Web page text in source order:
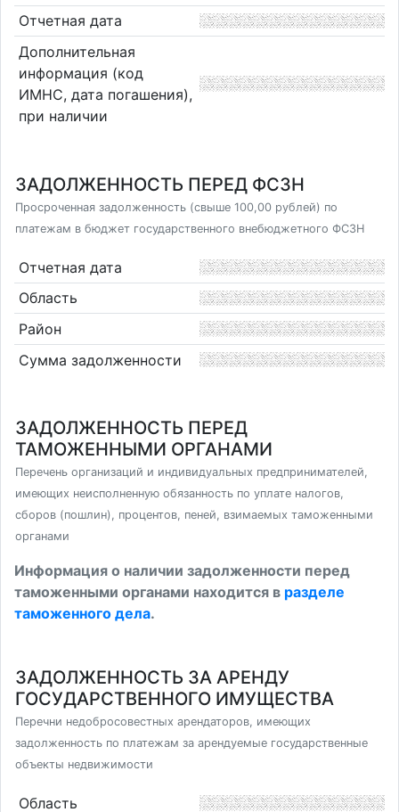
Отчетная дата
Дополнительная
информация (код
ИМНС, дата погашения),
при наличии
ЗАДОЛЖЕННОСТЬ ПЕРЕД ФСЗН
Просроченная задолженность (свыше 100,00 рублей) по
платежам в бюджет государственного внебюджетного ФСЗН
Отчетная дата
Область
Район
Сумма задолженности
ЗАДОЛЖЕННОСТЬ ПЕРЕД
ТАМОЖЕННЫМИ ОРГАНАМИ
Перечень организаций и индивидуальных предпринимателей,
имеющих неисполненную обязанность по уплате налогов,
сборов (пошлин), процентов, пеней, взимаемых таможенными
органами
Информация о наличии задолженности перед
таможенными органами находится в разделе
таможенного дела.
ЗАДОЛЖЕННОСТЬ ЗА АРЕНДУ
ГОСУДАРСТВЕННОГО ИМУЩЕСТВА
Перечни недобросовестных арендаторов, имеющих
задолженность по платежам за арендуемые государственные
объекты недвижимости
Область